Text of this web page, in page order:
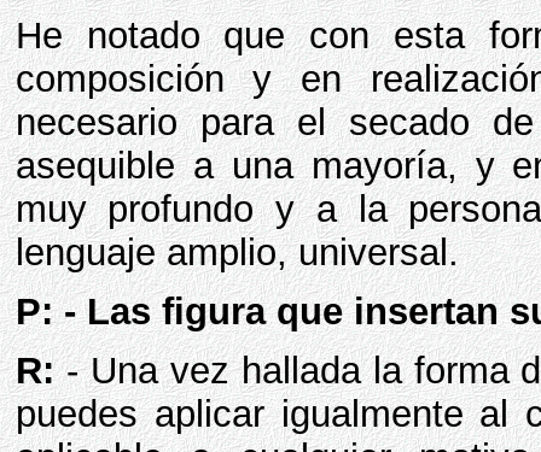
He notado que con esta
composición y en
necesario para el secado
asequible a una mayoría, y
muy profundo y a la
lenguaje amplio, universal.
P: - Las figura que insertan
R:- Una vez hallada la forma
puedes aplicar igualmente